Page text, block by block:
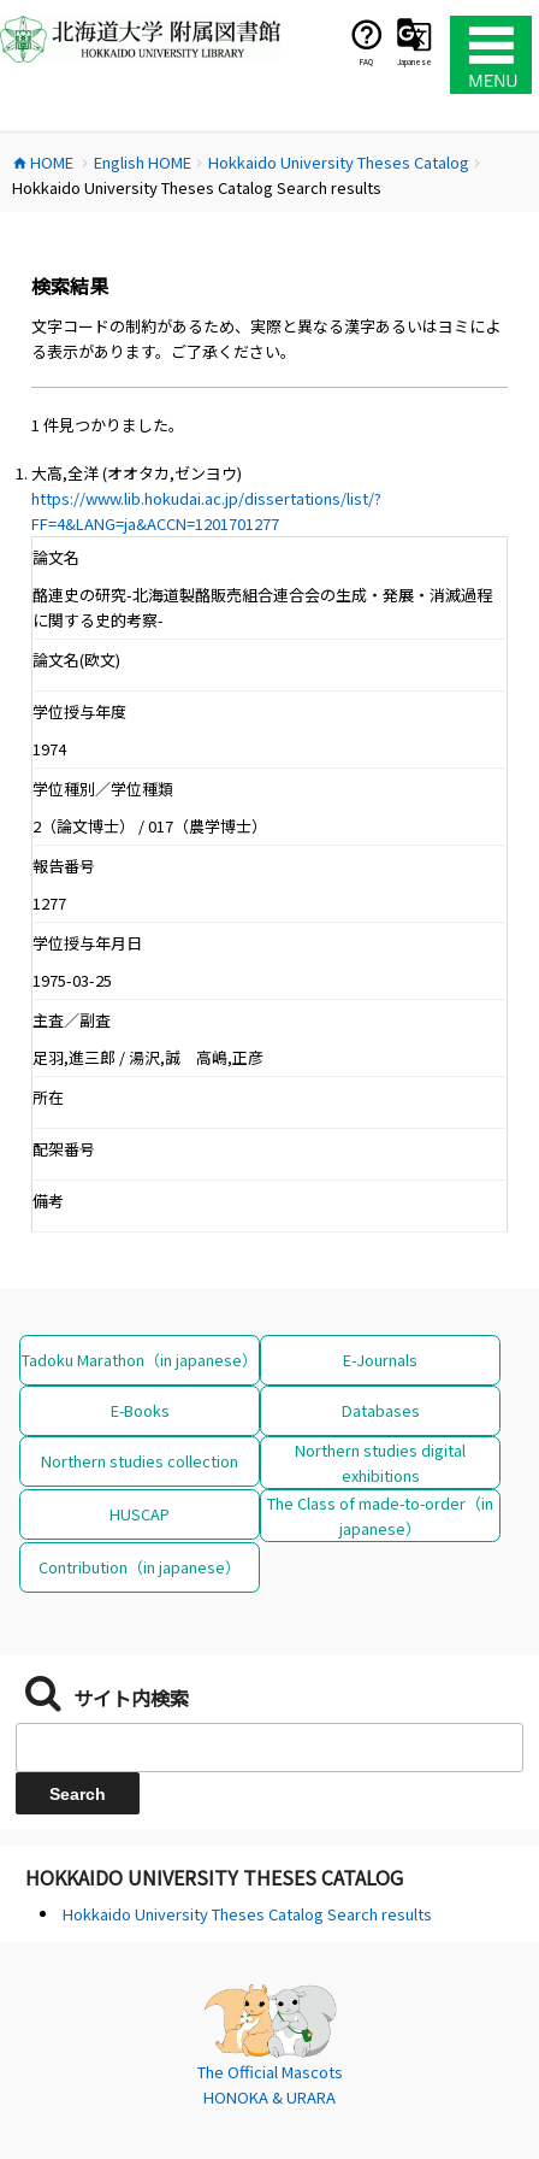
ン
テ
ス
キ
FAQ Japanese
home HOME chevron_right English HOMEchevron_right Hokkaido University Theses Catalog chevron_right
Hokkaido University Theses Catalog Search results
検索結果
文字コードの制約があるため、実際と異なる漢字あるいはヨミによ
る表示があります。ご了承ください。
1 件見つかりました。
大高,全洋 (オオタカ,ゼンヨウ)
https://www.lib.hokudai.ac.jp/dissertations/list/?
FF=4&LANG=ja&ACCN=1201701277
論文名
酪連史の研究-北海道製酪販売組合連合会の生成・発展・消滅過程
に関する史的考察-
論文名(欧文)
学位授与年度
1974
学位種別／学位種類
2（論文博士） / 017（農学博士）
報告番号
1277
学位授与年月日
1975-03-25
主査／副査
足羽,進三郎 / 湯沢,誠 高嶋,正彦
所在
配架番号
備考
Tadoku Marathon（in japanese） E-Journals
E-Books Databases
Northern studies collection
Northern studies digital
exhibitions
HUSCAP
The Class of made-to-order（in
japanese）
Contribution（in japanese）
サイト内検索
HOKKAIDO UNIVERSITY THESES CATALOG
Hokkaido University Theses Catalog Search results
The Official Mascots
HONOKA & URARA